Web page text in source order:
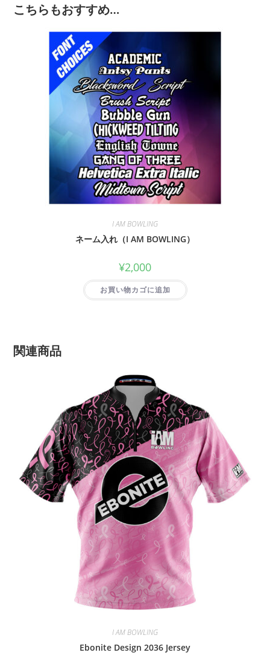
こちらもおすすめ…
I AM BOWLING
ネーム入れ（I AM BOWLING）
¥2,000
お買い物カゴに追加
関連商品
I AM BOWLING
Ebonite Design 2036 Jersey